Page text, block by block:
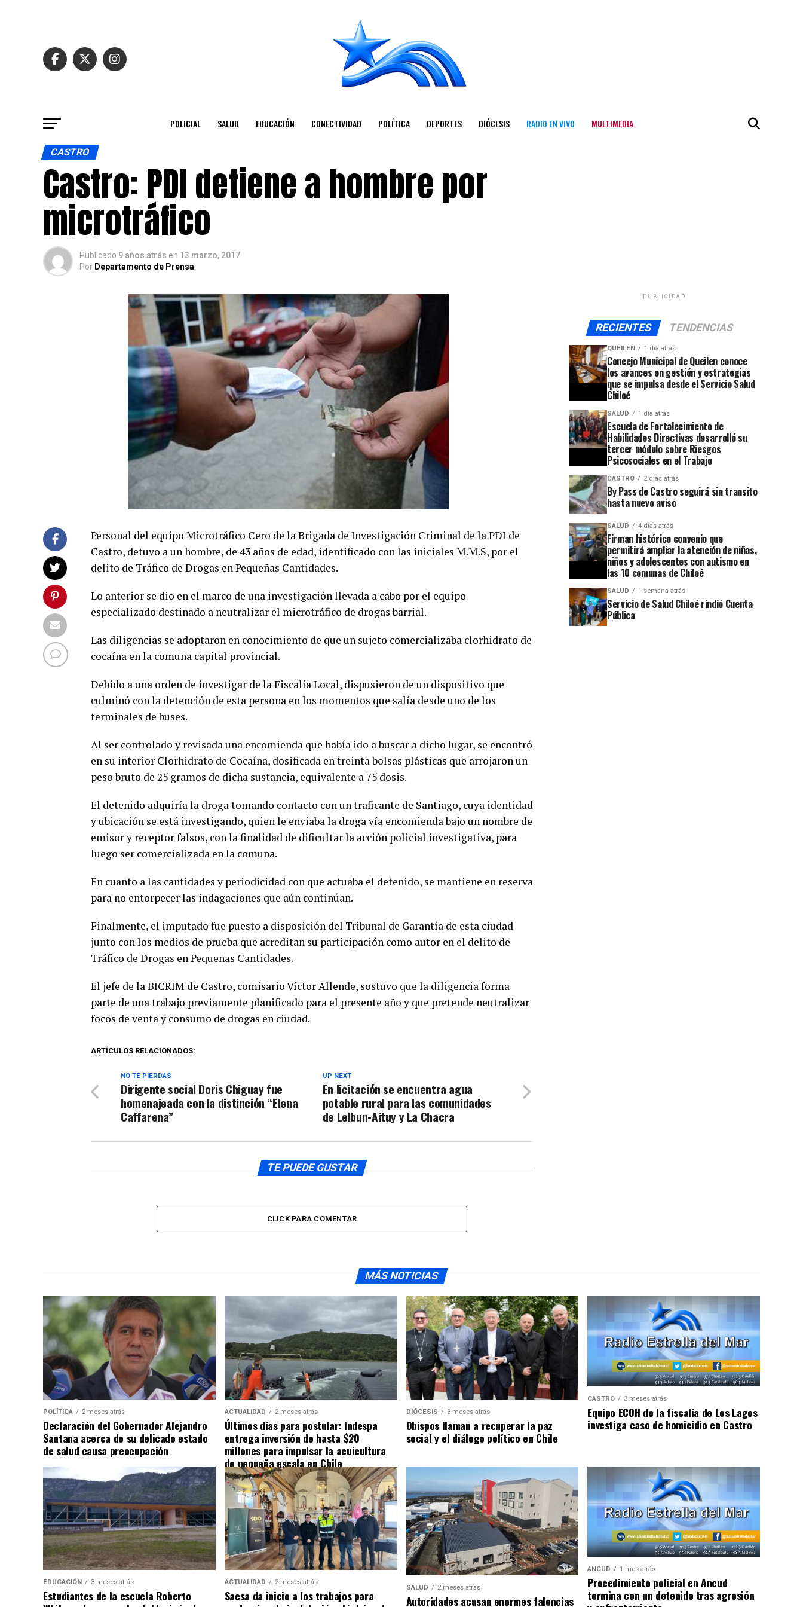
POLICIAL SALUD EDUCACIÓN CONECTIVIDAD POLÍTICA DEPORTES DIÓCESIS RADIO EN VIVO MULTIMEDIA
CASTRO
Castro: PDI detiene a hombre por
microtráfico
Publicado 9 años atrás en 13 marzo, 2017
Por Departamento de Prensa
Personal del equipo Microtráfico Cero de la Brigada de Investigación Criminal de la PDI de
Castro, detuvo a un hombre, de 43 años de edad, identificado con las iniciales M.M.S, por el
delito de Tráfico de Drogas en Pequeñas Cantidades.
Lo anterior se dio en el marco de una investigación llevada a cabo por el equipo
especializado destinado a neutralizar el microtráfico de drogas barrial.
Las diligencias se adoptaron en conocimiento de que un sujeto comercializaba clorhidrato de
cocaína en la comuna capital provincial.
Debido a una orden de investigar de la Fiscalía Local, dispusieron de un dispositivo que
culminó con la detención de esta persona en los momentos que salía desde uno de los
terminales de buses.
Al ser controlado y revisada una encomienda que había ido a buscar a dicho lugar, se encontró
en su interior Clorhidrato de Cocaína, dosificada en treinta bolsas plásticas que arrojaron un
peso bruto de 25 gramos de dicha sustancia, equivalente a 75 dosis.
El detenido adquiría la droga tomando contacto con un traficante de Santiago, cuya identidad
y ubicación se está investigando, quien le enviaba la droga vía encomienda bajo un nombre de
emisor y receptor falsos, con la finalidad de dificultar la acción policial investigativa, para
luego ser comercializada en la comuna.
En cuanto a las cantidades y periodicidad con que actuaba el detenido, se mantiene en reserva
para no entorpecer las indagaciones que aún continúan.
Finalmente, el imputado fue puesto a disposición del Tribunal de Garantía de esta ciudad
junto con los medios de prueba que acreditan su participación como autor en el delito de
Tráfico de Drogas en Pequeñas Cantidades.
El jefe de la BICRIM de Castro, comisario Víctor Allende, sostuvo que la diligencia forma
parte de una trabajo previamente planificado para el presente año y que pretende neutralizar
focos de venta y consumo de drogas en ciudad.
ARTÍCULOS RELACIONADOS:
UP NEXT
En licitación se encuentra agua
potable rural para las comunidades
de Lelbun-Aituy y La Chacra
NO TE PIERDAS
Dirigente social Doris Chiguay fue
homenajeada con la distinción “Elena
Caffarena”
TE PUEDE GUSTAR
CLICK PARA COMENTAR
PUBLICIDAD
RECIENTES TENDENCIAS
QUEILEN 1 día atrás
Concejo Municipal de Queilen conoce
los avances en gestión y estrategias
que se impulsa desde el Servicio Salud
Chiloé
SALUD 1 día atrás
Escuela de Fortalecimiento de
Habilidades Directivas desarrolló su
tercer módulo sobre Riesgos
Psicosociales en el Trabajo
CASTRO 2 días atrás
By Pass de Castro seguirá sin transito
hasta nuevo aviso
SALUD 4 días atrás
Firman histórico convenio que
permitirá ampliar la atención de niñas,
niños y adolescentes con autismo en
las 10 comunas de Chiloé
SALUD 1 semana atrás
Servicio de Salud Chiloé rindió Cuenta
Pública
MÁS NOTICIAS
POLÍTICA 2 meses atrás
Declaración del Gobernador Alejandro
Santana acerca de su delicado estado
de salud causa preocupación
ACTUALIDAD 2 meses atrás
Últimos días para postular: Indespa
entrega inversión de hasta $20
millones para impulsar la acuicultura
de pequeña escala en Chile
DIÓCESIS 3 meses atrás
Obispos llaman a recuperar la paz
social y el diálogo político en Chile
CASTRO 3 meses atrás
Equipo ECOH de la fiscalía de Los Lagos
investiga caso de homicidio en Castro
EDUCACIÓN 3 meses atrás
Estudiantes de la escuela Roberto
ACTUALIDAD 2 meses atrás
Saesa da inicio a los trabajos para
SALUD 2 meses atrás
Autoridades acusan enormes falencias
ANCUD 1 mes atrás
Procedimiento policial en Ancud
termina con un detenido tras agresión